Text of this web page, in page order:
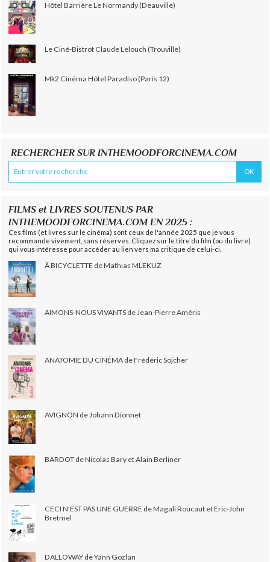
Hôtel Barrière Le Normandy (Deauville)
Le Ciné-Bistrot Claude Lelouch (Trouville)
Mk2 Cinéma Hôtel Paradiso (Paris 12)
RECHERCHER SUR INTHEMOODFORCINEMA.COM
FILMS et LIVRES SOUTENUS PAR
INTHEMOODFORCINEMA.COM EN 2025 :
Ces films (et livres sur le cinéma) sont ceux de l'année 2025 que je vous
recommande vivement, sans réserves. Cliquez sur le titre du film (ou du livre)
qui vous intéresse pour accéder au lien vers ma critique de celui-ci.
À BICYCLETTE de Mathias MLEKUZ
AIMONS-NOUS VIVANTS de Jean-Pierre Améris
ANATOMIE DU CINÉMA de Frédéric Sojcher
AVIGNON de Johann Dionnet
BARDOT de Nicolas Bary et Alain Berliner
CECI N'EST PAS UNE GUERRE de Magali Roucaut et Eric-John
Bretmel
DALLOWAY de Yann Gozlan